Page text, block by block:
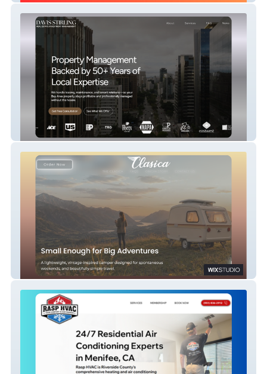
Real Estate | Property Managment
Fiberglass Camper Brand | Wix Studio E-
Commerce, SEO & Go-To-Market Strategy